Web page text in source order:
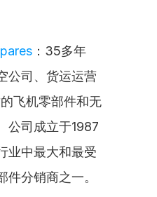
：35多年
公司、货运运营
飞机零部件和无
公司成立于1987
业中最大和最受
分销商之一。